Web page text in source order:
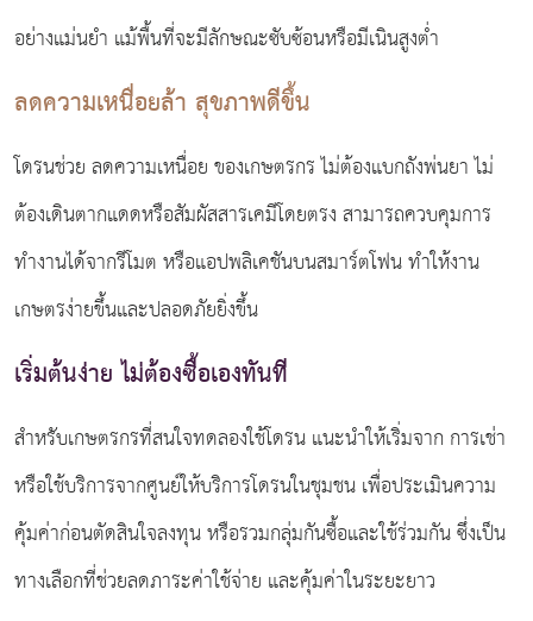
อย่างแม่นยำ แม้พื้นที่จะมีลักษณะซับซ้อนหรือมีเนินสูงต่ำ
ลดความเหนื่อยล้า สุขภาพดีขึ้น
โดรนช่วย ลดความเหนื่อย ของเกษตรกร ไม่ต้องแบกถังพ่นยา ไม่
ต้องเดินตากแดดหรือสัมผัสสารเคมีโดยตรง สามารถควบคุมการ
ทำงานได้จากรีโมต หรือแอปพลิเคชันบนสมาร์ตโฟน ทำให้งาน
เกษตรง่ายขึ้นและปลอดภัยยิ่งขึ้น
เริ่มต้นง่าย ไม่ต้องซื้อเองทันที
สำหรับเกษตรกรที่สนใจทดลองใช้โดรน แนะนำให้เริ่มจาก การเช่า
หรือใช้บริการจากศูนย์ให้บริการโดรนในชุมชน เพื่อประเมินความ
คุ้มค่าก่อนตัดสินใจลงทุน หรือรวมกลุ่มกันซื้อและใช้ร่วมกัน ซึ่งเป็น
ทางเลือกที่ช่วยลดภาระค่าใช้จ่าย และคุ้มค่าในระยะยาว